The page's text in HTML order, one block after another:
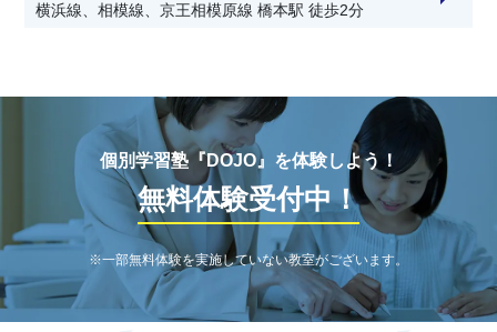
横浜線、相模線、京王相模原線 橋本駅 徒歩2分
個別学習塾『DOJO』を体験しよう！
無料体験受付中！
※一部無料体験を実施していない教室がございます。